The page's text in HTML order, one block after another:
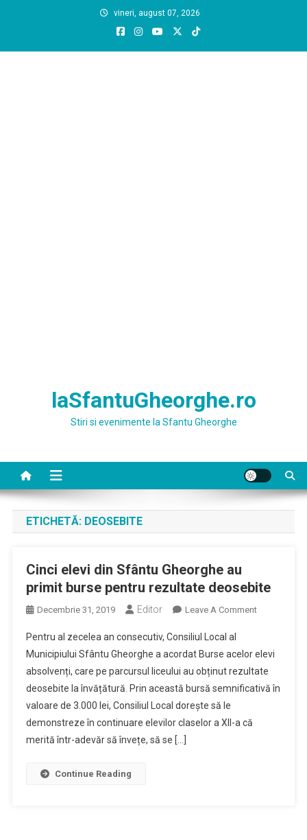
vineri, august 07, 2026
laSfantuGheorghe.ro
Stiri si evenimente la Sfantu Gheorghe
ETICHETĂ: DEOSEBITE
Cinci elevi din Sfântu Gheorghe au
primit burse pentru rezultate deosebite
Decembrie 31, 2019 Editor Leave A CommentOn
Din
Sfântu
Gheorghe
Pentru al zecelea an consecutiv, Consiliul Local al
Municipiului Sfântu Gheorghe a acordat Burse acelor elevi
absolvenți, care pe parcursul liceului au obținut rezultate
deosebite la învățătură. Prin această bursă semnificativă în
valoare de 3.000 lei, Consiliul Local dorește să le
demonstreze în continuare elevilor claselor a XII-a că
merită într-adevăr să învețe, să se […]
Continue Reading